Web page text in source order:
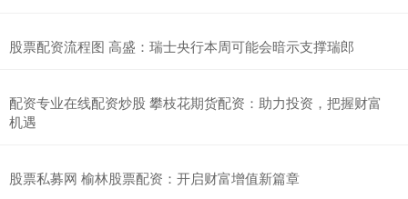
股票配资流程图 高盛：瑞士央行本周可能会暗示支撑瑞郎
配资专业在线配资炒股 攀枝花期货配资：助力投资，把握财富
机遇
股票私募网 榆林股票配资：开启财富增值新篇章